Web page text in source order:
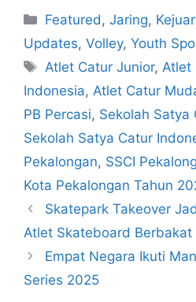
Featured,Jaring,
Updates, Volley, Youth
Atlet Catur Junior,Atlet
Indonesia, Atlet Catur
PB Percasi, Sekolah Satya
Sekolah Satya Catur
Pekalongan, SSCI
Kota Pekalongan Tahun
Skatepark Takeover
Atlet Skateboard Berbakat
Empat Negara Ikuti
Series 2025